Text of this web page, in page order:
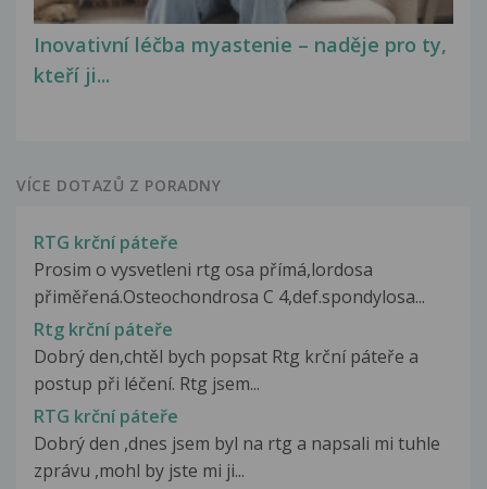
Inovativní léčba myastenie – naděje pro ty,
kteří ji...
VÍCE DOTAZŮ Z PORADNY
RTG krční páteře
Prosim o vysvetleni rtg osa přímá,lordosa
přiměřená.Osteochondrosa C 4,def.spondylosa...
Rtg krční páteře
Dobrý den,chtěl bych popsat Rtg krční páteře a
postup při léčení. Rtg jsem...
RTG krční páteře
Dobrý den ,dnes jsem byl na rtg a napsali mi tuhle
zprávu ,mohl by jste mi ji...